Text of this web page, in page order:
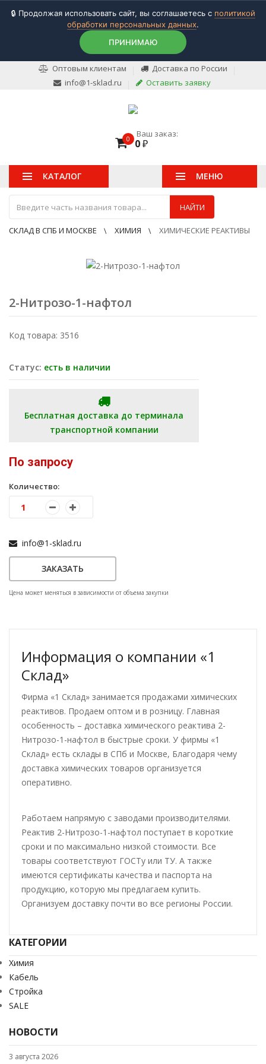
🔒 Продолжая использовать сайт, вы соглашаетесь с политикой
обработки персональных данных.
ПРИНИМАЮ
Оптовым клиентам
Доставка по России
info@1-sklad.ru
Оставить заявку
0 Ваш заказ:
0 ₽
КАТАЛОГ
НАЙТИ
МЕНЮ
СКЛАД В СПБ И МОСКВЕ ХИМИЯ ХИМИЧЕСКИЕ РЕАКТИВЫ
2-Нитрозо-1-нафтол
Код товара: 3516
Статус: есть в наличии
Бесплатная доставка до терминала
транспортной компании
По запросу
Количество:
info@1-sklad.ru
ЗАКАЗАТЬ
Цена может меняться в зависимости от объема закупки
Информация о компании «1
Склад»
Фирма «1 Склад» занимается продажами химических
реактивов. Продаем оптом и в розницу. Главная
особенность – доставка химического реактива 2-
Нитрозо-1-нафтол в быстрые сроки. У фирмы «1
Склад» есть склады в СПб и Москве, Благодаря чему
доставка химических товаров организуется
оперативно.
Работаем напрямую с заводами производителями.
Реактив 2-Нитрозо-1-нафтол поступает в короткие
сроки и по максимально низкой стоимости. Все
товары соответствуют ГОСТу или ТУ. А также
имеются сертификаты качества и паспорта на
продукцию, которую мы предлагаем купить.
Организуем доставку почти во все регионы России.
КАТЕГОРИИ
Химия
Кабель
Стройка
SALE
НОВОСТИ
3 августа 2026